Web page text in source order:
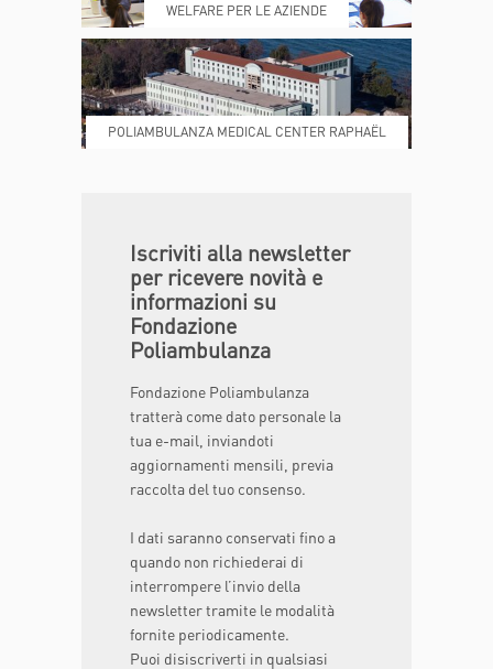
DONA ORA MAGAZINE
WELFARE PER LE AZIENDE
POLIAMBULANZA MEDICAL CENTER RAPHAËL
Iscriviti alla newsletter
per ricevere novità e
informazioni su
Fondazione
Poliambulanza
Fondazione Poliambulanza
tratterà come dato personale la
tua e-mail, inviandoti
aggiornamenti mensili, previa
raccolta del tuo consenso.
I dati saranno conservati fino a
quando non richiederai di
interrompere l’invio della
newsletter tramite le modalità
fornite periodicamente.
Puoi disiscriverti in qualsiasi